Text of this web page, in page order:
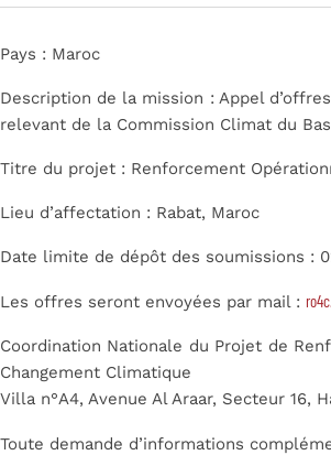
Pays : Maroc
Description de la mission : Appel
relevant de la Commission Climat du
Titre du projet : Renforcement
Lieu d’affectation : Rabat, Maroc
Date limite de dépôt des soumissions :
Les offres seront envoyées par mail :
Coordination Nationale du Projet de
Changement Climatique
Villa n°A4, Avenue Al Araar, Secteur 16,
Toute demande d’informations